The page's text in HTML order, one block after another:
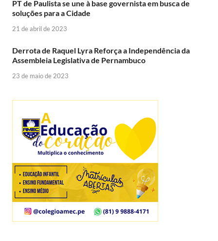
PT de Paulista se une à base governista em busca de
soluções para a Cidade
21 de abril de 2023
Derrota de Raquel Lyra Reforça a Independência da
Assembleia Legislativa de Pernambuco
23 de maio de 2023